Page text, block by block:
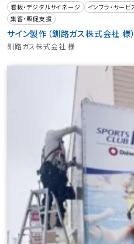
看板・デジタルサイネージ インフラ・サービ
集客・販促支援
サイン製作（釧路ガス株式会社 様）
釧路ガス株式会社 様